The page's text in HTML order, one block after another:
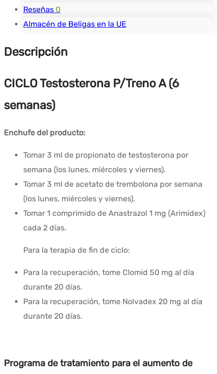
Reseñas 0
Almacén de Beligas en la UE
Descripción
CICLO Testosterona P/Treno A (6
semanas)
Enchufe del producto:
Tomar 3 ml de propionato de testosterona por
semana (los lunes, miércoles y viernes).
Tomar 3 ml de acetato de trembolona por semana
(los lunes, miércoles y viernes).
Tomar 1 comprimido de Anastrazol 1 mg (Arimidex)
cada 2 días.
Para la terapia de fin de ciclo:
Para la recuperación, tome Clomid 50 mg al día
durante 20 días.
Para la recuperación, tome Nolvadex 20 mg al día
durante 20 días.
Programa de tratamiento para el aumento de